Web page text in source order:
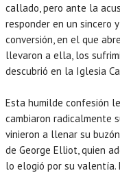
callado, pero ante la
responder en un sincero
conversión, en el que
llevaron a ella, los
descubrió en la Iglesia
Esta humilde confesión
cambiaron radicalmente
vinieron a llenar su
de George Elliot, quien
lo elogió por su valentía.